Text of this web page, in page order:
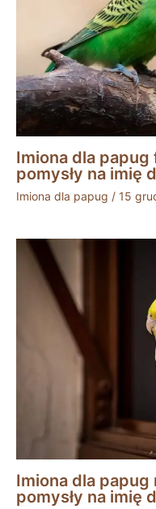
Imiona dla
pomysły na imię
Imiona dla papug / 15
Imiona dla papug
pomysły na imię